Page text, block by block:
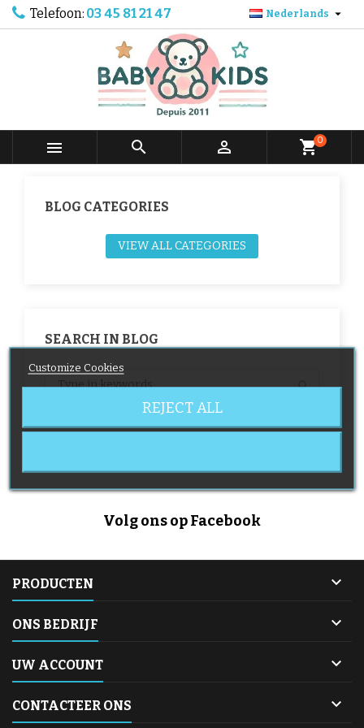
Telefoon: 03 45 81 21 47 Nederlands 
   shopping_cart0
BLOG CATEGORIES
VIEW ALL CATEGORIES
SEARCH IN BLOG
Volg ons op Facebook
PRODUCTEN 
ONS BEDRIJF 
UW ACCOUNT 
CONTACTEER ONS 
Customize Cookies
REJECT ALL